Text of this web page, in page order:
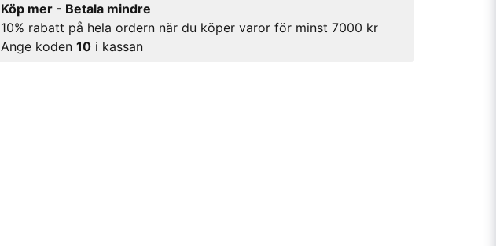
Köp mer - Betala mindre
10% rabatt på hela ordern när du köper varor för minst 7000 kr
Ange koden10 i kassan